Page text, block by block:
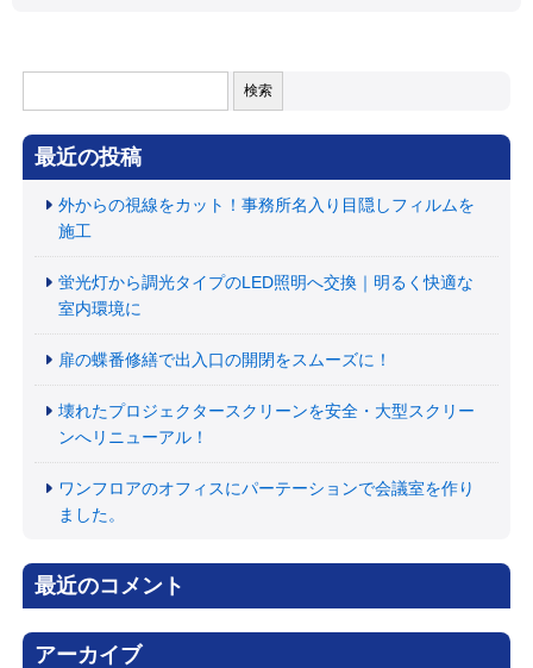
索:
最近の投稿
外からの視線をカット！事務所名入り目隠しフィルムを
施工
蛍光灯から調光タイプのLED照明へ交換｜明るく快適な
室内環境に
扉の蝶番修繕で出入口の開閉をスムーズに！
壊れたプロジェクタースクリーンを安全・大型スクリー
ンへリニューアル！
ワンフロアのオフィスにパーテーションで会議室を作り
ました。
最近のコメント
アーカイブ